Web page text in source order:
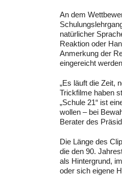
An dem
natürlicher
Reaktion oder
Anmerkung der
eingereicht
„Es läuft die Zeit,
Trickfilme haben
„Schule 21“ ist
wollen – bei
Berater des
Die Länge des
die den 90.
als Hintergrund,
oder sich eigene